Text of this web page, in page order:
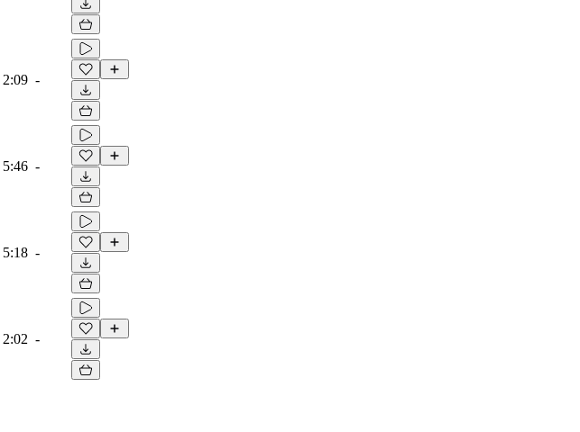
2:09 -
5:46 -
5:18 -
2:02 -